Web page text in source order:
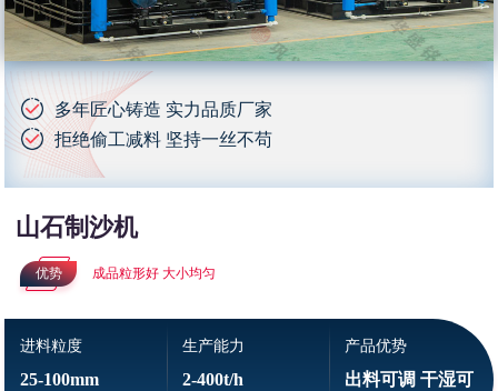
多年匠心铸造 实力品质厂家
拒绝偷工减料 坚持一丝不苟
山石制沙机
优势 成品粒形好 大小均匀
进料粒度
25-100mm
生产能力
2-400t/h
产品优势
出料可调 干湿可